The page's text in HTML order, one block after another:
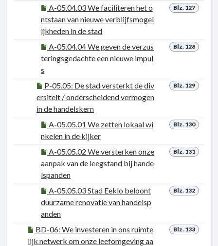
Blz. 127
A-05.04.03 We faciliteren het o
ntstaan van nieuwe verblijfsmogel
ijkheden in de stad
Blz. 128
A-05.04.04 We geven de verzus
teringsgedachte een nieuwe impul
s
Blz. 129
P-05.05: De stad versterkt de div
ersiteit / onderscheidend vermogen
in de handelskern
Blz. 130
A-05.05.01 We zetten lokaal wi
nkelen in de kijker
Blz. 131
A-05.05.02 We versterken onze
aanpak van de leegstand bij hande
lspanden
Blz. 132
A-05.05.03 Stad Eeklo beloont
duurzame renovatie van handelsp
anden
Blz. 133
BD-06: We investeren in ons ruimte
lijk netwerk om onze leefomgeving aa